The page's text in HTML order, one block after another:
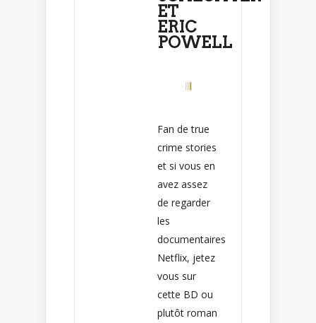
ET
ERIC
POWELL
Fan de true
crime stories
et si vous en
avez assez
de regarder
les
documentaires
Netflix, jetez
vous sur
cette BD ou
plutôt roman